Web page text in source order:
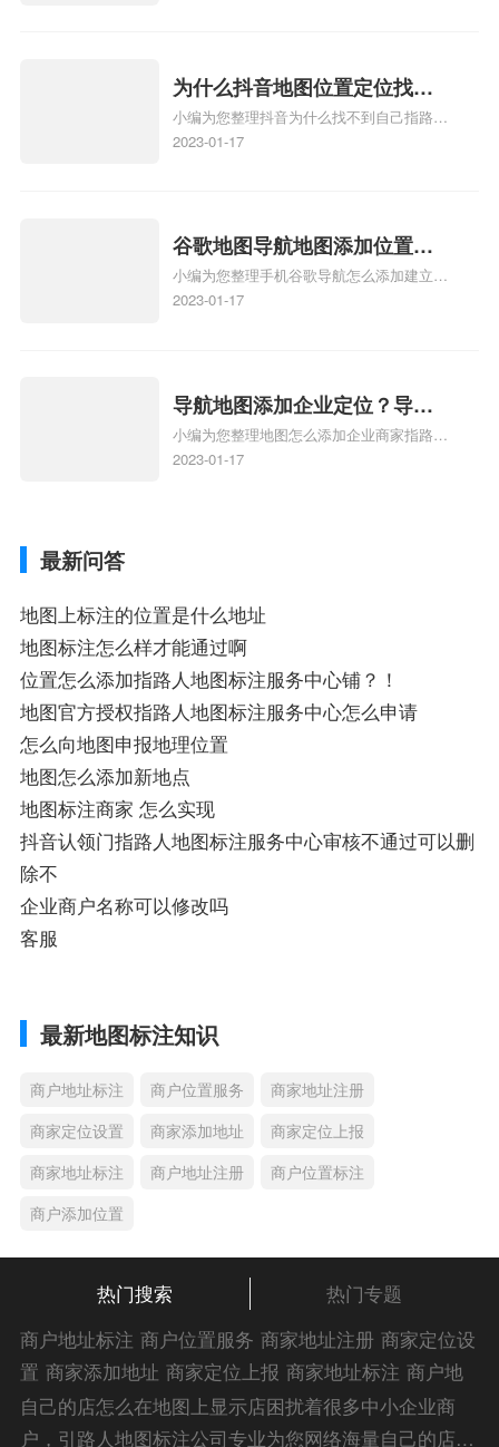
相关地图标注知识，详情可查看下方正文！
为什么抖音地图位置定位找不
到了？抖音为什么找不到当前
定位了？
小编为您整理抖音为什么找不到自己指路人
地图标注服务中心铺的位置、地图位置更新
服务中心位置、抖音突然不显示定位了相关
地图标注知识，详情可查看下方正文！
2023-01-17
谷歌地图导航地图添加位置？
添加谷歌地图导航位置？
小编为您整理手机谷歌导航怎么添加建立多
人位置、如何在地图，谷歌地图添加公司位
2023-01-17
导航地图添加企业定位？导航
定位企业？
小编为您整理地图怎么添加企业商家指路人
地图标注服务中心铺名称、地图怎么添加企
2023-01-17
最新问答
地图上标注的位置是什么地址
地图标注怎么样才能通过啊
位置怎么添加指路人地图标注服务中心铺？！
地图官方授权指路人地图标注服务中心怎么申请
怎么向地图申报地理位置
地图怎么添加新地点
地图标注商家 怎么实现
抖音认领门指路人地图标注服务中心审核不通过可以删
除不
企业商户名称可以修改吗
客服
最新地图标注知识
商户地址标注 商户位置服务
商家地址注册
商家定位设置
商家添加地址
商家定位上报
商家地址标注
商户地址注册
商户位置标注
商户添加位置
热门搜索
热门专题
商户地址标注 商户位置服务 商家地址注册 商家定位设
置 商家添加地址 商家定位上报 商家地址标注 商户地
址注册 商户位置标注 商户添加位置 商家位置服务 商
家添加位置 商户位置入驻 位置添加店名 商家位置注
自己的店怎么在地图上显示店困扰着很多中小企业商
户，引路人地图标注公司专业为您网络海量自己的店怎